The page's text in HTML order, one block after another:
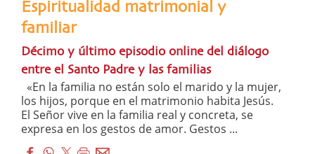
Espiritualidad matrimonial y
familiar
Décimo y último episodio online del diálogo
entre el Santo Padre y las familias
«En la familia no están solo el marido y la mujer,
los hijos, porque en el matrimonio habita Jesús.
El Señor vive en la familia real y concreta, se
expresa en los gestos de amor. Gestos ...